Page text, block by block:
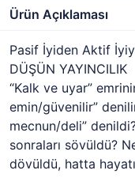
Ürün Açıklaması
Pasif İyiden Aktif
DÜŞÜN YAYINCILIK
“Kalk ve uyar”
emin/güvenilir”
mecnun/deli”
sonraları sövüldü?
dövüldü, hatta